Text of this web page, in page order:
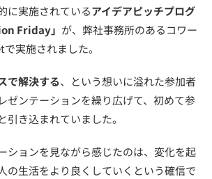
に実施されているアイデアピッチプログ
Friday」 が、弊社事務所のあるコワー
実施されました。
で解決する、という想いに溢れた参加者
ゼンテーションを繰り広げて、初めて参
引き込まれていました。
ションを見ながら感じたのは、変化を起
の生活をより良くしていくという確信で